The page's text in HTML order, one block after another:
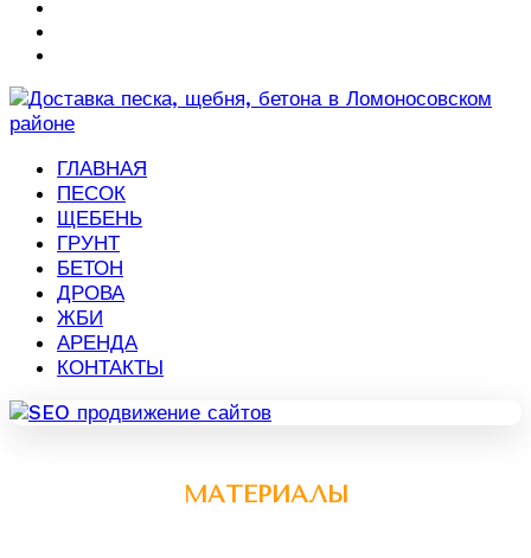
ГЛАВНАЯ
ПЕСОК
ЩЕБЕНЬ
ГРУНТ
БЕТОН
ДРОВА
ЖБИ
АРЕНДА
КОНТАКТЫ
МАТЕРИАЛЫ